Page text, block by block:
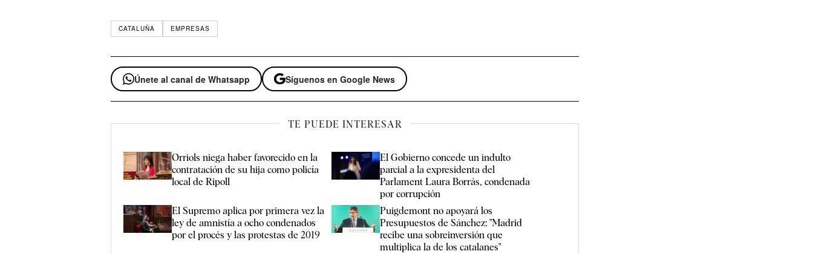
CATALUÑA EMPRESAS
Únete al canal de Whatsapp Síguenos en Google News
TE PUEDE INTERESAR
Orriols niega haber favorecido en la
contratación de su hija como policía
local de Ripoll
El Gobierno concede un indulto
parcial a la expresidenta del
Parlament Laura Borràs, condenada
por corrupción
El Supremo aplica por primera vez la
ley de amnistía a ocho condenados
por el procés y las protestas de 2019
Puigdemont no apoyará los
Presupuestos de Sánchez: "Madrid
recibe una sobreinversión que
multiplica la de los catalanes"